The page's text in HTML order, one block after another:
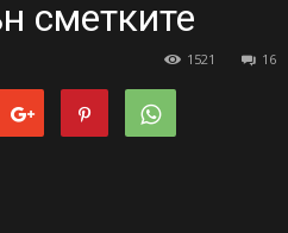
сметките
16
1521